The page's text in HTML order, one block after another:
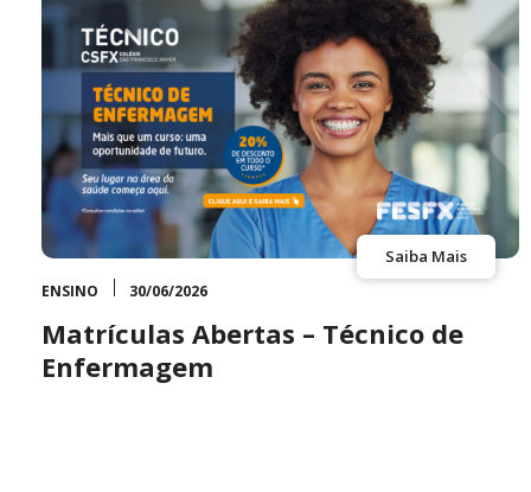
Saiba Mais
ENSINO 30/06/2026
Matrículas Abertas – Técnico de
Enfermagem